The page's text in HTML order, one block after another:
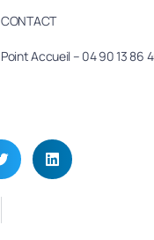
CONTACT
Point Accueil – 04 90 13 86